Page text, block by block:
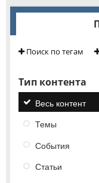
Поиск по тегам
Тип контента
Весь контент
Темы
События
Статьи